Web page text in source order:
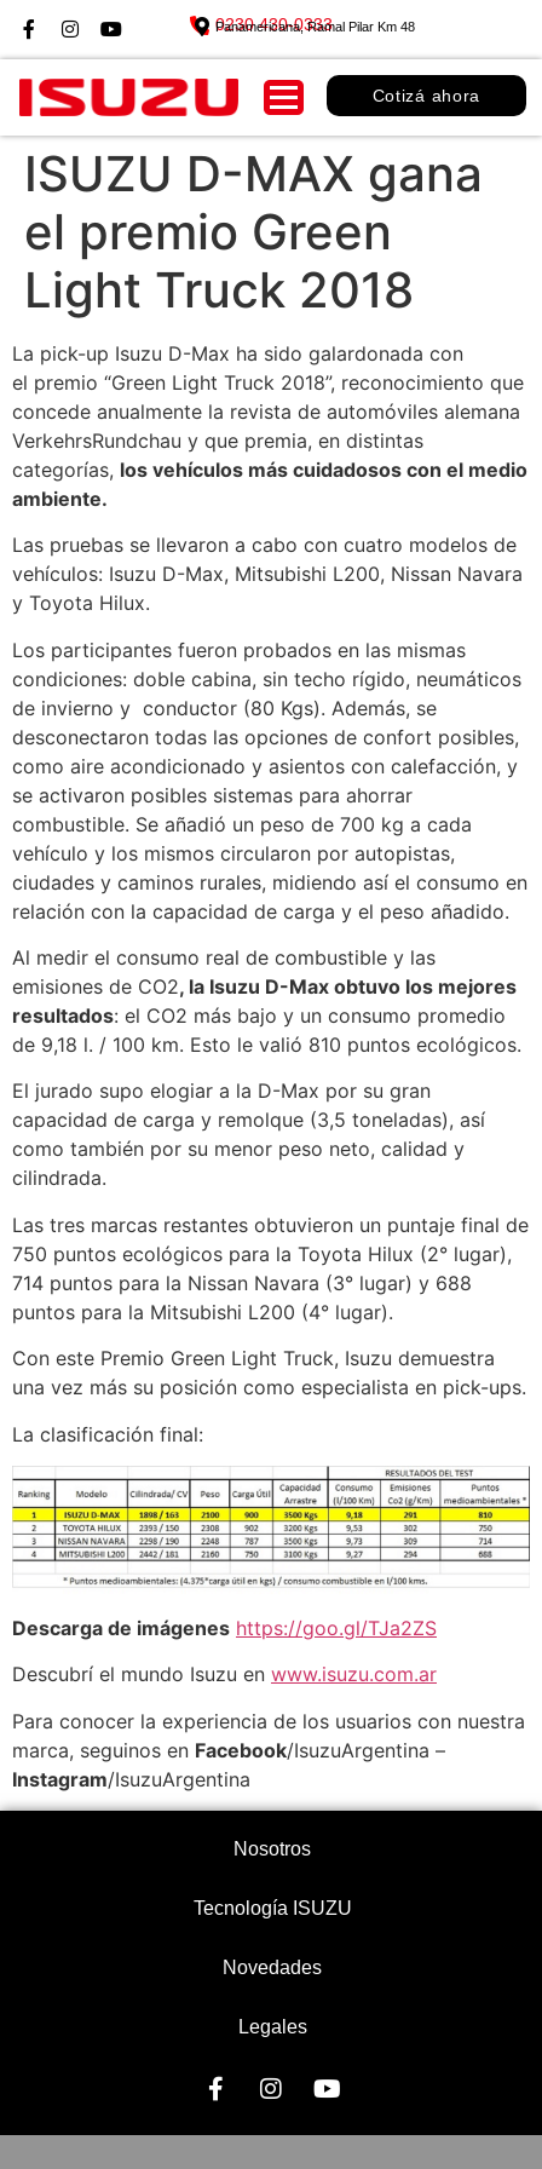
0230 430-0333
Panamericana, Ramal Pilar Km 48
Cotizá ahora
ISUZU D-MAX gana
el premio Green
Light Truck 2018
La pick-up Isuzu D-Max ha sido galardonada con
el premio “Green Light Truck 2018”, reconocimiento que
concede anualmente la revista de automóviles alemana
VerkehrsRundchau y que premia, en distintas
categorías, los vehículos más cuidadosos con el medio
ambiente.
Las pruebas se llevaron a cabo con cuatro modelos de
vehículos: Isuzu D-Max, Mitsubishi L200, Nissan Navara
y Toyota Hilux.
Los participantes fueron probados en las mismas
condiciones: doble cabina, sin techo rígido, neumáticos
de invierno y conductor (80 Kgs). Además, se
desconectaron todas las opciones de confort posibles,
como aire acondicionado y asientos con calefacción, y
se activaron posibles sistemas para ahorrar
combustible. Se añadió un peso de 700 kg a cada
vehículo y los mismos circularon por autopistas,
ciudades y caminos rurales, midiendo así el consumo en
relación con la capacidad de carga y el peso añadido.
Al medir el consumo real de combustible y las
emisiones de CO2, la Isuzu D-Max obtuvo los mejores
resultados: el CO2 más bajo y un consumo promedio
de 9,18 l. / 100 km. Esto le valió 810 puntos ecológicos.
El jurado supo elogiar a la D-Max por su gran
capacidad de carga y remolque (3,5 toneladas), así
como también por su menor peso neto, calidad y
cilindrada.
Las tres marcas restantes obtuvieron un puntaje final de
750 puntos ecológicos para la Toyota Hilux (2° lugar),
714 puntos para la Nissan Navara (3° lugar) y 688
puntos para la Mitsubishi L200 (4° lugar).
Con este Premio Green Light Truck, Isuzu demuestra
una vez más su posición como especialista en pick-ups.
La clasificación final:
Descarga de imágenes https://goo.gl/TJa2ZS
Descubrí el mundo Isuzu en www.isuzu.com.ar
Para conocer la experiencia de los usuarios con nuestra
marca, seguinos en Facebook/IsuzuArgentina –
Instagram/IsuzuArgentina
Nosotros
Tecnología ISUZU
Novedades
Legales